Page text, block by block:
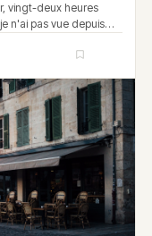
vingt-deux heures
n'ai pas vue depuis